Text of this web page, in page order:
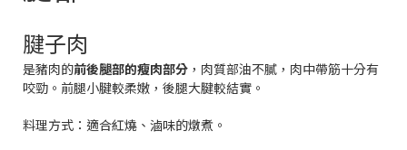
腱子肉
是豬肉的前後腿部的瘦肉部分 ，肉質部油不膩，肉中帶筋十分有
咬勁。前腿小腱較柔嫩，後腿大腱較結實。
料理方式： 適合紅燒、滷味的燉煮。